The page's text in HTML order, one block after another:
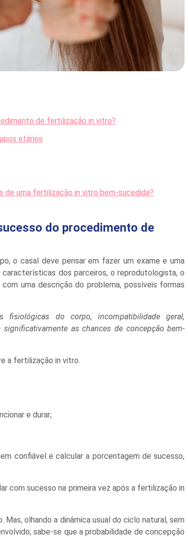
de fertilização in vitro?
etários
de uma fertilização in vitro bem-sucedida?
do procedimento de
o casal deve pensar em fazer um exame e uma
dos parceiros, o reprodutologista, o
uma descrição do problema, possíveis formas
fisiológicas do corpo, incompatibilidade geral,
as chances de concepção bem-
a fertilização in vitro.
e durar;
confiável e calcular a porcentagem de sucesso,
com sucesso na primeira vez após a fertilização in
olhando a dinâmica usual do ciclo natural, sem
sabe-se que a probabilidade de concepção